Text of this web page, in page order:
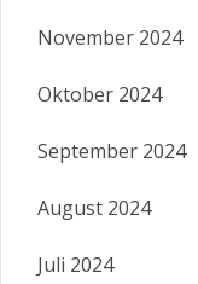
November 2024
Oktober 2024
September 2024
August 2024
Juli 2024